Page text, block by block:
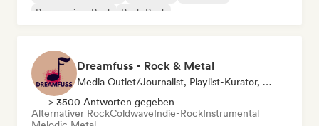
Progressiver Rock Punk-Rock
Dreamfuss - Rock & Metal
Media Outlet/Journalist, Playlist-Kurator, Social Media Influencer
> 3500 Antworten gegeben
Alternativer RockColdwaveIndie-RockInstrumental